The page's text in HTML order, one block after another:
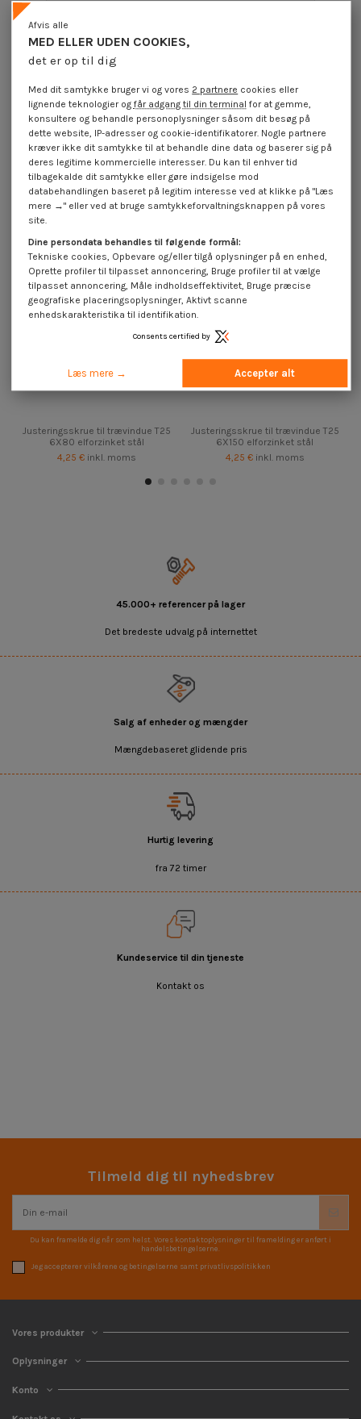
Anmeldelser (0)
12 andre varer i den samme kategori:
Justeringsskrue til trævindue T25
6X80 elforzinket stål
4,25 € inkl. moms
Justeringsskrue til trævindue T25
6X150 elforzinket stål
4,25 € inkl. moms
45.000+ referencer på lager
Det bredeste udvalg på internettet
Salg af enheder og mængder
Mængdebaseret glidende pris
Hurtig levering
fra 72 timer
Kundeservice til din tjeneste
Kontakt os
Tilmeld dig til nyhedsbrev
Du kan framelde dig når som helst. Vores kontaktoplysninger til framelding er anført i
handelsbetingelserne.
Jeg accepterer vilkårene og betingelserne samt privatlivspolitikken
Vores produkter
Oplysninger
Konto
MED ELLER UDEN COOKIES,
det er op til dig
Afvis alle
Med dit samtykke bruger vi og vores 2 partnere cookies eller
lignende teknologier ogfår adgang til din terminal for at gemme,
konsultere og behandle personoplysninger såsom dit besøg på
dette website, IP-adresser og cookie-identifikatorer. Nogle partnere
kræver ikke dit samtykke til at behandle dine data og baserer sig på
deres legitime kommercielle interesser. Du kan til enhver tid
tilbagekalde dit samtykke eller gøre indsigelse mod
databehandlingen baseret på legitim interesse ved at klikke på "Læs
mere →" eller ved at bruge samtykkeforvaltningsknappen på vores
site.
Dine persondata behandles til følgende formål:
Tekniske cookies, Opbevare og/eller tilgå oplysninger på en enhed,
Oprette profiler til tilpasset annoncering, Bruge profiler til at vælge
tilpasset annoncering, Måle indholdseffektivitet, Bruge præcise
geografiske placeringsoplysninger, Aktivt scanne
enhedskarakteristika til identifikation.
Consents certified by
Læs mere → Accepter alt